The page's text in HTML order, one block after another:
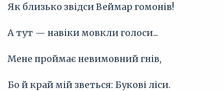
Як близько звідси Веймар гомонів!
А тут — навіки мовкли голоси...
Мене проймає невимовний гнів,
Бо й край мій зветься: Букові ліси.